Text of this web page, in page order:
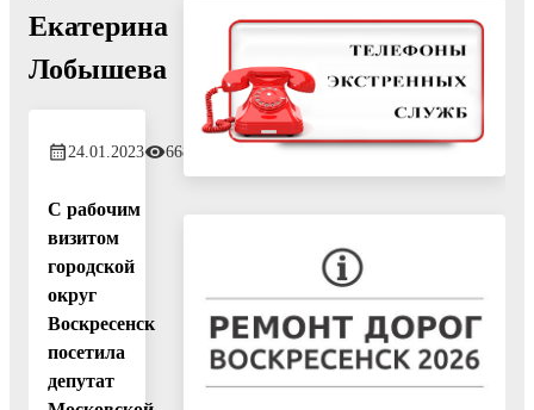
Екатерина
Лобышева
24.01.2023 668
С рабочим
визитом
городской
округ
Воскресенск
посетила
депутат